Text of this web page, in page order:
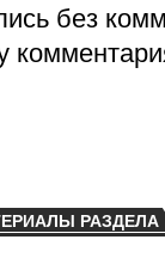
без
РАЗДЕЛА